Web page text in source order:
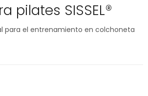
pilates SISSEL®
para el entrenamiento en colchoneta